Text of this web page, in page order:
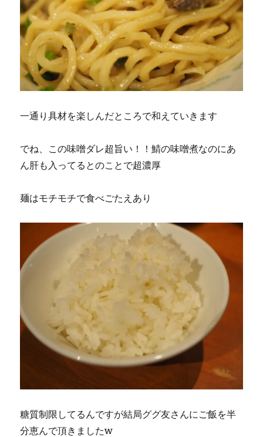
一通り具材を楽しんだところで和えていきます
でね、この味噌ダレ超旨い！！鯖の味噌煮なのにあ
ん肝も入ってるとのことで超濃厚
麺はモチモチで食べごたえあり
糖質制限してるんですが結局ググ友さんにご飯を半
分恵んで頂きましたw